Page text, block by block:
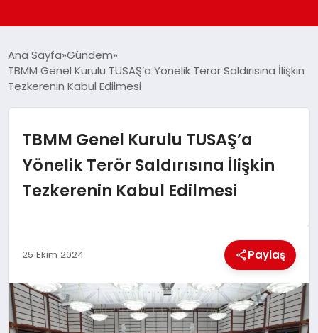
GÜNDEM
DÜNYA
EĞITIM
MAGAZIN
SAĞLIK
Ana Sayfa Gündem
TBMM Genel Kurulu TUSAŞ’a Yönelik Terör Saldırısına İlişkin
Tezkerenin Kabul Edilmesi
TBMM Genel Kurulu TUSAŞ’a
Yönelik Terör Saldırısına İlişkin
Tezkerenin Kabul Edilmesi
25 Ekim 2024 Paylaş